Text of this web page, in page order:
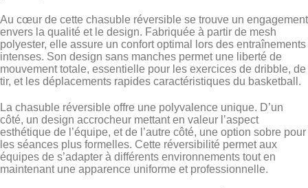
Au cœur de cette chasuble réversible se trouve un engagement
envers la qualité et le design. Fabriquée à partir de mesh
polyester, elle assure un confort optimal lors des entraînements
intenses. Son design sans manches permet une liberté de
mouvement totale, essentielle pour les exercices de dribble, de
tir, et les déplacements rapides caractéristiques du basketball.
La chasuble réversible offre une polyvalence unique. D’un
côté, un design accrocheur mettant en valeur l’aspect
esthétique de l’équipe, et de l’autre côté, une option sobre pour
les séances plus formelles. Cette réversibilité permet aux
équipes de s’adapter à différents environnements tout en
maintenant une apparence uniforme et professionnelle.